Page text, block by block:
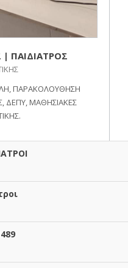
ΠΑΙΔΙΑΤΡΟΣ
ΠΑΡΑΚΟΛΟΥΘΗΣΗ
ΔΕΠΥ, ΜΑΘΗΣΙΑΚΕΣ